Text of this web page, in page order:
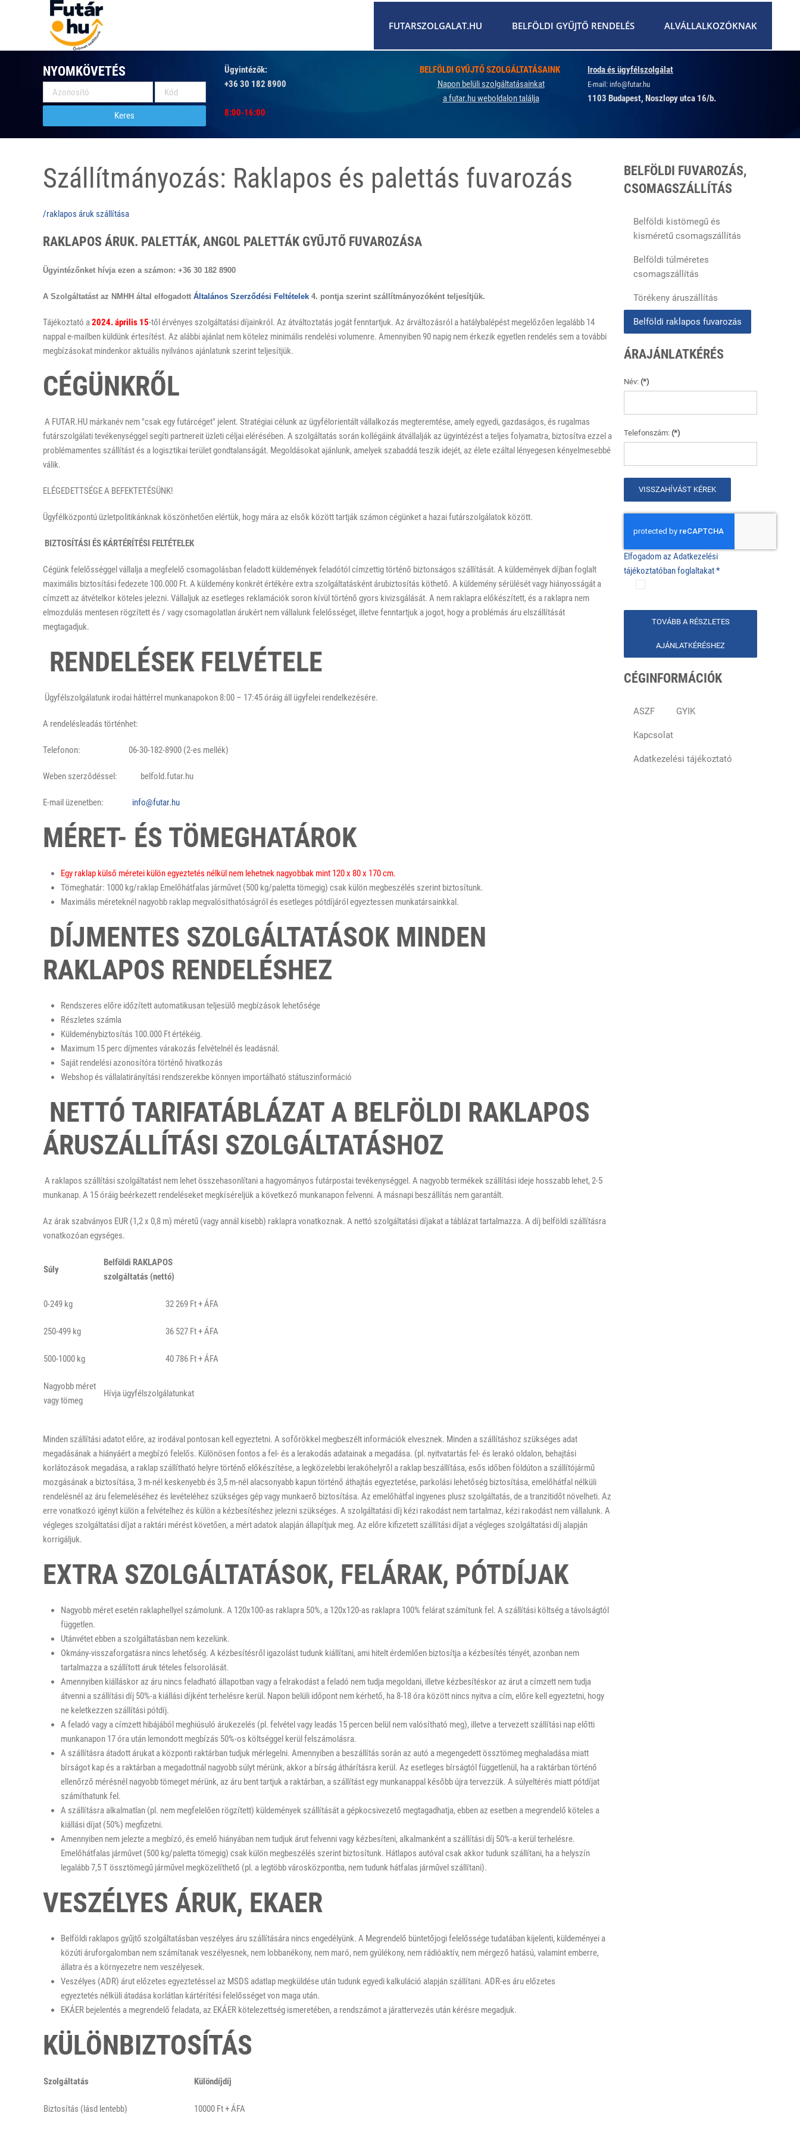
FUTARSZOLGALAT.HU BELFÖLDI GYŰJTŐ RENDELÉS ALVÁLLALKOZÓKNAK
NYOMKÖVETÉS
Keres
Ügyintézők:
+36 30 182 8900
8:00-16:00
BELFÖLDI GYŰJTŐ SZOLGÁLTATÁSAINK
Napon belüli szolgáltatásainkat
a futar.hu weboldalon találja
Iroda és ügyfélszolgálat
E-mail: info@futar.hu
1103 Budapest, Noszlopy utca 16/b.
Szállítmányozás: Raklapos és palettás fuvarozás
/raklapos áruk szállítása
RAKLAPOS ÁRUK. PALETTÁK, ANGOL PALETTÁK GYŰJTŐ FUVAROZÁSA
Ügyintézőnket hívja ezen a számon: +36 30 182 8900
A Szolgáltatást az NMHH által elfogadott Általános Szerződési Feltételek 4. pontja szerint szállítmányozóként teljesítjük.
Tájékoztató a2024. április 15-től érvényes szolgáltatási díjainkról. Az átváltoztatás jogát fenntartjuk. Az árváltozásról a hatálybalépést megelőzően legalább 14
nappal e-mailben küldünk értesítést. Az alábbi ajánlat nem kötelez minimális rendelési volumenre. Amennyiben 90 napig nem érkezik egyetlen rendelés sem a további
megbízásokat mindenkor aktuális nyilvános ajánlatunk szerint teljesítjük.
CÉGÜNKRŐL
A FUTAR.HU márkanév nem "csak egy futárcéget" jelent. Stratégiai célunk az ügyfélorientált vállalkozás megteremtése, amely egyedi, gazdaságos, és rugalmas
futárszolgálati tevékenységgel segíti partnereit üzleti céljai elérésében. A szolgáltatás során kollégáink átvállalják az ügyintézést a teljes folyamatra, biztosítva ezzel a
problémamentes szállítást és a logisztikai terület gondtalanságát. Megoldásokat ajánlunk, amelyek szabaddá teszik idejét, az élete ezáltal lényegesen kényelmesebbé
válik.
ELÉGEDETTSÉGE A BEFEKTETÉSÜNK!
Ügyfélközpontú üzletpolitikánknak köszönhetően elértük, hogy mára az elsők között tartják számon cégünket a hazai futárszolgálatok között.
BIZTOSÍTÁSI ÉS KÁRTÉRÍTÉSI FELTÉTELEK
Cégünk felelősséggel vállalja a megfelelő csomagolásban feladott küldemények feladótól címzettig történő biztonságos szállítását. A küldemények díjban foglalt
maximális biztosítási fedezete 100.000 Ft. A küldemény konkrét értékére extra szolgáltatásként árubiztosítás köthető. A küldemény sérülését vagy hiányosságát a
címzett az átvételkor köteles jelezni. Vállaljuk az esetleges reklamációk soron kívül történő gyors kivizsgálását. A nem raklapra előkészített, és a raklapra nem
elmozdulás mentesen rögzített és / vagy csomagolatlan árukért nem vállalunk felelősséget, illetve fenntartjuk a jogot, hogy a problémás áru elszállítását
megtagadjuk.
RENDELÉSEK FELVÉTELE
Ügyfélszolgálatunk irodai háttérrel munkanapokon 8:00 – 17:45 óráig áll ügyfelei rendelkezésére.
A rendelésleadás történhet:
Telefonon: 06-30-182-8900 (2-es mellék)
Weben szerződéssel: belfold.futar.hu
E-mail üzenetben: info@futar.hu
MÉRET- ÉS TÖMEGHATÁROK
Egy raklap külső méretei külön egyeztetés nélkül nem lehetnek nagyobbak mint 120 x 80 x 170 cm.
Tömeghatár: 1000 kg/raklap Emelőhátfalas járművet (500 kg/paletta tömegig) csak külön megbeszélés szerint biztosítunk.
Maximális méreteknél nagyobb raklap megvalósíthatóságról és esetleges pótdíjáról egyeztessen munkatársainkkal.
DÍJMENTES SZOLGÁLTATÁSOK MINDEN
RAKLAPOS RENDELÉSHEZ
Rendszeres előre időzített automatikusan teljesülő megbízások lehetősége
Részletes számla
Küldeménybiztosítás 100.000 Ft értékéig.
Maximum 15 perc díjmentes várakozás felvételnél és leadásnál.
Saját rendelési azonosítóra történő hivatkozás
Webshop és vállalatirányítási rendszerekbe könnyen importálható státuszinformáció
NETTÓ TARIFATÁBLÁZAT A BELFÖLDI RAKLAPOS
ÁRUSZÁLLÍTÁSI SZOLGÁLTATÁSHOZ
A raklapos szállítási szolgáltatást nem lehet összehasonlítani a hagyományos futárpostai tevékenységgel. A nagyobb termékek szállítási ideje hosszabb lehet, 2-5
munkanap. A 15 óráig beérkezett rendeléseket megkíséreljük a következő munkanapon felvenni. A másnapi beszállítás nem garantált.
Az árak szabványos EUR (1,2 x 0,8 m) méretű (vagy annál kisebb) raklapra vonatkoznak. A nettó szolgáltatási díjakat a táblázat tartalmazza. A díj belföldi szállításra
vonatkozóan egységes.
Súly
Belföldi RAKLAPOS
szolgáltatás (nettó)
0-249 kg 32 269 Ft + ÁFA
250-499 kg 36 527 Ft + ÁFA
500-1000 kg 40 786 Ft + ÁFA
Nagyobb méret
vagy tömeg
Hívja ügyfélszolgálatunkat
Minden szállítási adatot előre, az irodával pontosan kell egyeztetni. A sofőrökkel megbeszélt információk elvesznek. Minden a szállításhoz szükséges adat
megadásának a hiányáért a megbízó felelős. Különösen fontos a fel- és a lerakodás adatainak a megadása. (pl. nyitvatartás fel- és lerakó oldalon, behajtási
korlátozások megadása, a raklap szállítható helyre történő előkészítése, a legközelebbi lerakóhelyről a raklap beszállítása, esős időben földúton a szállítójármű
mozgásának a biztosítása, 3 m-nél keskenyebb és 3,5 m-nél alacsonyabb kapun történő áthajtás egyeztetése, parkolási lehetőség biztosítása, emelőhátfal nélküli
rendelésnél az áru felemeléséhez és levételéhez szükséges gép vagy munkaerő biztosítása. Az emelőhátfal ingyenes plusz szolgáltatás, de a tranzitidőt növelheti. Az
erre vonatkozó igényt külön a felvételhez és külön a kézbesítéshez jelezni szükséges. A szolgáltatási díj kézi rakodást nem tartalmaz, kézi rakodást nem vállalunk. A
végleges szolgáltatási díjat a raktári mérést követően, a mért adatok alapján állapítjuk meg. Az előre kifizetett szállítási díjat a végleges szolgáltatási díj alapján
korrigáljuk.
EXTRA SZOLGÁLTATÁSOK, FELÁRAK, PÓTDÍJAK
Nagyobb méret esetén raklaphellyel számolunk. A 120x100-as raklapra 50%, a 120x120-as raklapra 100% felárat számítunk fel. A szállítási költség a távolságtól
független.
Utánvétet ebben a szolgáltatásban nem kezelünk.
Okmány-visszaforgatásra nincs lehetőség. A kézbesítésről igazolást tudunk kiállítani, ami hitelt érdemlően biztosítja a kézbesítés tényét, azonban nem
tartalmazza a szállított áruk tételes felsorolását.
Amennyiben kiálláskor az áru nincs feladható állapotban vagy a felrakodást a feladó nem tudja megoldani, illetve kézbesítéskor az árut a címzett nem tudja
átvenni a szállítási díj 50%-a kiállási díjként terhelésre kerül. Napon belüli időpont nem kérhető, ha 8-18 óra között nincs nyitva a cím, előre kell egyeztetni, hogy
ne keletkezzen szállítási pótdíj.
A feladó vagy a címzett hibájából meghiúsuló árukezelés (pl. felvétel vagy leadás 15 percen belül nem valósítható meg), illetve a tervezett szállítási nap előtti
munkanapon 17 óra után lemondott megbízás 50%-os költséggel kerül felszámolásra.
A szállításra átadott árukat a központi raktárban tudjuk mérlegelni. Amennyiben a beszállítás során az autó a megengedett össztömeg meghaladása miatt
bírságot kap és a raktárban a megadottnál nagyobb súlyt mérünk, akkor a bírság áthárításra kerül. Az esetleges bírságtól függetlenül, ha a raktárban történő
ellenőrző mérésnél nagyobb tömeget mérünk, az áru bent tartjuk a raktárban, a szállítást egy munkanappal később újra tervezzük. A súlyeltérés miatt pótdíjat
számíthatunk fel.
A szállításra alkalmatlan (pl. nem megfelelően rögzített) küldemények szállítását a gépkocsivezető megtagadhatja, ebben az esetben a megrendelő köteles a
kiállási díjat (50%) megfizetni.
Amennyiben nem jelezte a megbízó, és emelő hiányában nem tudjuk árut felvenni vagy kézbesíteni, alkalmanként a szállítási díj 50%-a kerül terhelésre.
Emelőhátfalas járművet (500 kg/paletta tömegig) csak külön megbeszélés szerint biztosítunk. Hátlapos autóval csak akkor tudunk szállítani, ha a helyszín
legalább 7,5 T össztömegű járművel megközelíthető (pl. a legtöbb városközpontba, nem tudunk hátfalas járművel szállítani).
VESZÉLYES ÁRUK, EKAER
Belföldi raklapos gyűjtő szolgáltatásban veszélyes áru szállítására nincs engedélyünk. A Megrendelő büntetőjogi felelőssége tudatában kijelenti, küldeményei a
közúti áruforgalomban nem számítanak veszélyesnek, nem lobbanékony, nem maró, nem gyúlékony, nem rádióaktív, nem mérgező hatású, valamint emberre,
állatra és a környezetre nem veszélyesek.
Veszélyes (ADR) árut előzetes egyeztetéssel az MSDS adatlap megküldése után tudunk egyedi kalkuláció alapján szállítani. ADR-es áru előzetes
egyeztetés nélküli átadása korlátlan kártérítési felelősséget von maga után.
EKÁER bejelentés a megrendelő feladata, az EKÁER kötelezettség ismeretében, a rendszámot a járattervezés után kérésre megadjuk.
KÜLÖNBIZTOSÍTÁS
Szolgáltatás Különdíjdíj
Biztosítás (lásd lentebb) 10000 Ft + ÁFA
BELFÖLDI FUVAROZÁS,
CSOMAGSZÁLLÍTÁS
Belföldi kistömegű és
kisméretű csomagszállítás
Belföldi túlméretes
csomagszállítás
Törékeny áruszállítás
Belföldi raklapos fuvarozás
ÁRAJÁNLATKÉRÉS
Név: (*)
Telefonszám: (*)
VISSZAHÍVÁST KÉREK
Elfogadom az Adatkezelési
tájékoztatóban foglaltakat*
TOVÁBB A RÉSZLETES
AJÁNLATKÉRÉSHEZ
CÉGINFORMÁCIÓK
ASZF GYIK
Kapcsolat
Adatkezelési tájékoztató